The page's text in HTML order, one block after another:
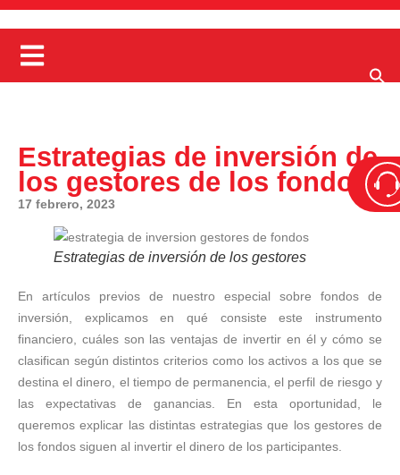
Estrategias de inversión de
los gestores de los fondos
17 febrero, 2023
Estrategias de inversión de los gestores
En artículos previos de nuestro especial sobre fondos de
inversión, explicamos en qué consiste este instrumento
financiero, cuáles son las ventajas de invertir en él y cómo se
clasifican según distintos criterios como los activos a los que se
destina el dinero, el tiempo de permanencia, el perfil de riesgo y
las expectativas de ganancias. En esta oportunidad, le
queremos explicar las distintas estrategias que los gestores de
los fondos siguen al invertir el dinero de los participantes.